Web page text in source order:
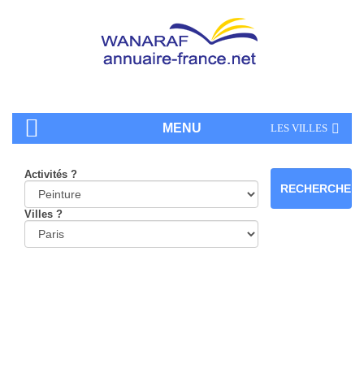
MENU LES VILLES
Activités ?
Villes ?